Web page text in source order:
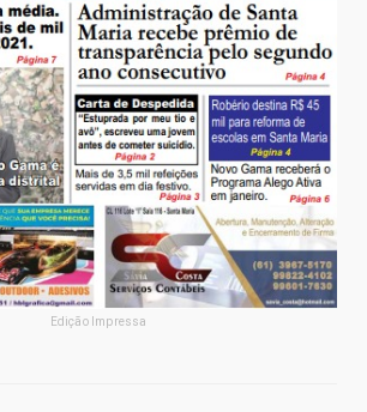
Edição Impressa